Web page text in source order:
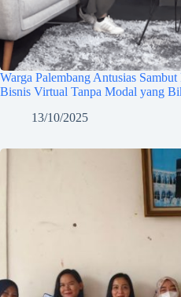
Warga Palembang Antusias
Bisnis Virtual Tanpa Modal yang
13/10/2025